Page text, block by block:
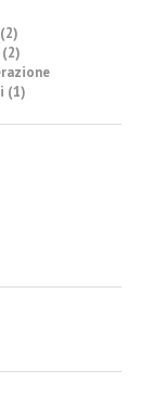
(1)